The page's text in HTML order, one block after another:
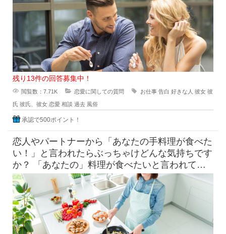
残り13件の回答募集中！
閲覧数：7.71K 恋愛に関しての質問 お仕事 告白 好きな人 彼女 彼
氏 彼氏、彼女 恋愛 相談 過去 風俗
承認で500ポイント！
恋人やパートナーから「あなたの手料理が食べた
い！」と言われたらぶっちゃけどんな気持ちです
か？ 「あなたの」料理が食べたいと言われて素
直に嬉しいという気持ち